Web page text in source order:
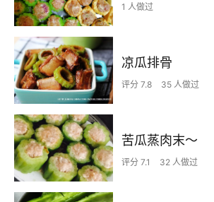
1 人做过
凉瓜排骨
评分 7.8 35 人做过
苦瓜蒸肉末～
评分 7.1 32 人做过